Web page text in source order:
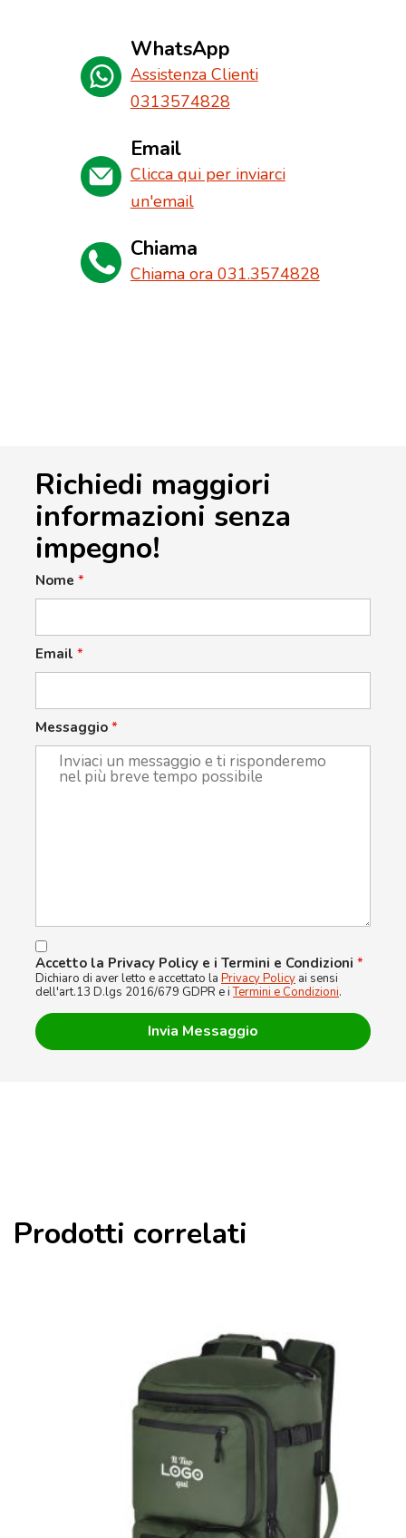
WhatsApp
Assistenza Clienti
0313574828
Email
Clicca qui per inviarci
un'email
Chiama
Chiama ora 031.3574828
Richiedi maggiori
informazioni senza
impegno!
Nome *
Email *
Messaggio *
Accetto la Privacy Policy e i Termini e Condizioni *
Dichiaro di aver letto e accettato la Privacy Policy ai sensi
dell'art.13 D.lgs 2016/679 GDPR e iTermini e Condizioni.
Prodotti correlati